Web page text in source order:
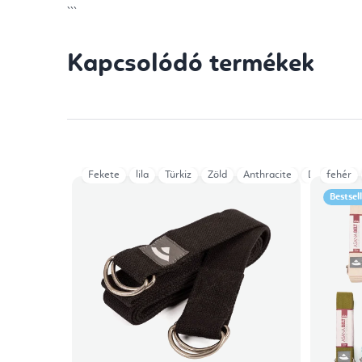
```
Kapcsolódó termékek
Fekete lila Türkiz Zöld Anthracite Dark Green
fehér